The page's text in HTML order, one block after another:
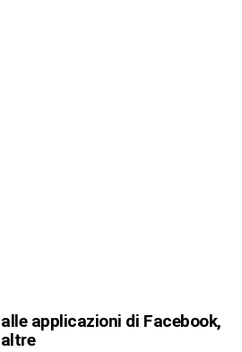
applicazioni di Facebook,